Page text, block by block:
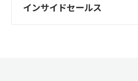
インサイドセールス